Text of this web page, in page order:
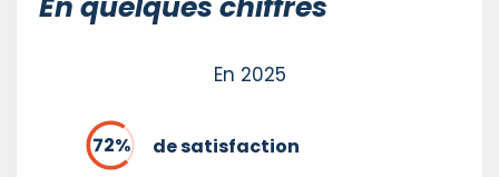
En 2025
de satisfaction